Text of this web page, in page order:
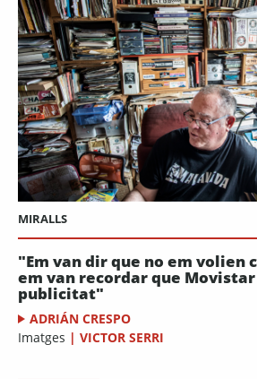
MIRALLS
"Em van dir que no em volien
em van recordar que
publicitat"
ADRIÁN CRESPO
Imatges | VICTOR SERRI